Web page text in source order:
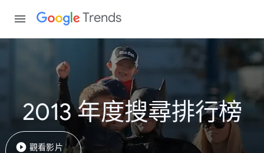
Trends
2013 年度搜尋排行榜
觀看影片